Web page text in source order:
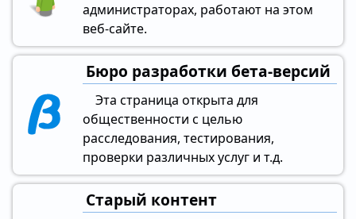
администраторах, работают на этом
веб-сайте.
Бюро разработки бета-версий
Эта страница открыта для
общественности с целью
расследования, тестирования,
проверки различных услуг и т.д.
Старый контент